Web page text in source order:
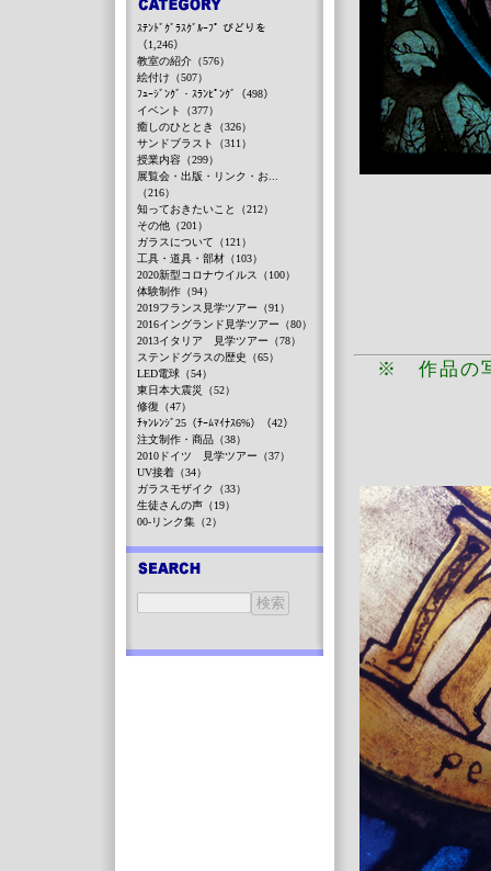
※ 作品の写
ｽﾃﾝﾄﾞｸﾞﾗｽｸﾞﾙｰﾌﾟ びどりを
（1,246）
教室の紹介（576）
絵付け（507）
ﾌｭｰｼﾞﾝｸﾞ・ｽﾗﾝﾋﾟﾝｸﾞ（498）
イベント（377）
癒しのひととき（326）
サンドブラスト（311）
授業内容（299）
展覧会・出版・リンク・お...
（216）
知っておきたいこと（212）
その他（201）
ガラスについて（121）
工具・道具・部材（103）
2020新型コロナウイルス（100）
体験制作（94）
2019フランス見学ツアー（91）
2016イングランド見学ツアー（80）
2013イタリア 見学ツアー（78）
ステンドグラスの歴史（65）
LED電球（54）
東日本大震災（52）
修復（47）
ﾁｬﾝﾚﾝｼﾞ25（ﾁｰﾑﾏｲﾅｽ6%）（42）
注文制作・商品（38）
2010ドイツ 見学ツアー（37）
UV接着（34）
ガラスモザイク（33）
生徒さんの声（19）
00-リンク集（2）